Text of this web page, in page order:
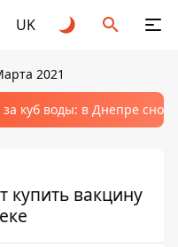
UK
2021
за куб воды: в Днепре
купить вакцину